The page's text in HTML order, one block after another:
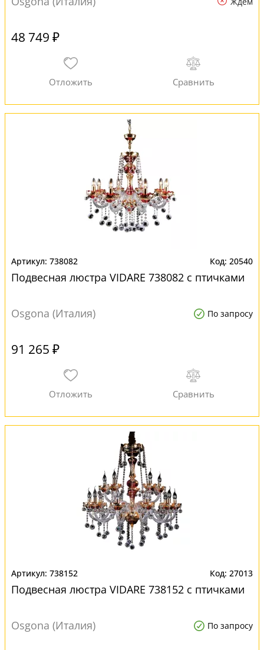
48 749 ₽
738082 20540
Подвесная люстра VIDARE 738082 с птичками
Osgona (Италия) По запросу
91 265 ₽
738152 27013
Подвесная люстра VIDARE 738152 с птичками
Osgona (Италия) По запросу